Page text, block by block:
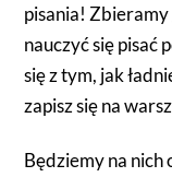
pisania! Zbieramy
nauczyć się pisać
się z tym, jak
zapisz sięna
Będziemy na nich